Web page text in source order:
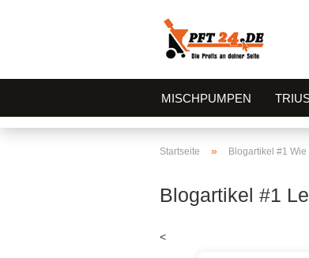
MISCHPUMPEN
Startseite » Blogartikel #1
Blogartikel #1
<